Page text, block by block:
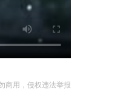
商用，侵权违法举报